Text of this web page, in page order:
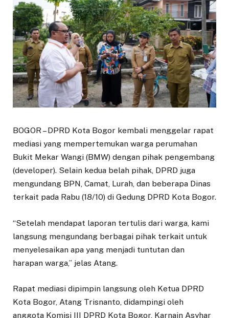
BOGOR – DPRD Kota Bogor kembali menggelar rapat
mediasi yang mempertemukan warga perumahan
Bukit Mekar Wangi (BMW) dengan pihak pengembang
(developer). Selain kedua belah pihak, DPRD juga
mengundang BPN, Camat, Lurah, dan beberapa Dinas
terkait pada Rabu (18/10) di Gedung DPRD Kota Bogor.
“Setelah mendapat laporan tertulis dari warga, kami
langsung mengundang berbagai pihak terkait untuk
menyelesaikan apa yang menjadi tuntutan dan
harapan warga,” jelas Atang.
Rapat mediasi dipimpin langsung oleh Ketua DPRD
Kota Bogor, Atang Trisnanto, didampingi oleh
anggota Komisi III DPRD Kota Bogor, Karnain Asyhar